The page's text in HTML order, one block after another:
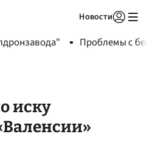
Новости
Проблемы с
иску